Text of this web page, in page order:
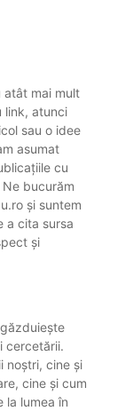
atât mai mult
link, atunci
sau o idee
asumat
cu
bucurăm
și suntem
a cita sursa
și
cercetării.
noștri, cine și
cine și cum
la lumea în